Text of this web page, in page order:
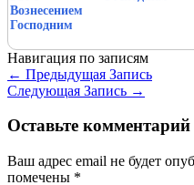
Вознесением
Господним
Навигация по записям
← Предыдущая Запись
Следующая Запись →
Оставьте комментарий
Ваш адрес email не будет
помечены *